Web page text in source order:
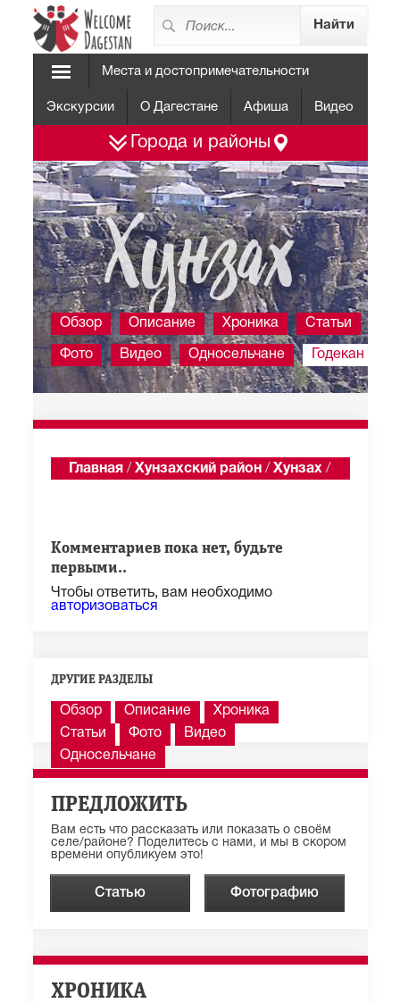
Места и достопримечательности
Экскурсии О Дагестане Афиша Видео
Города и районы
Хунзах
Обзор Описание Хроника Статьи
Фото Видео Односельчане Годекан
Главная / Хунзахский район / Хунзах /
Показать последние 100 из 1 285 сообщений
Комментариев пока нет, будьте
первыми..
Чтобы ответить, вам необходимо
авторизоваться
ДРУГИЕ РАЗДЕЛЫ
Обзор Описание
Хроника
Статьи
Фото
Видео
Односельчане
ПРЕДЛОЖИТЬ
Вам есть что рассказать или показать о своём
селе/районе? Поделитесь с нами, и мы в скором
времени опубликуем это!
Статью Фотографию
ХРОНИКА